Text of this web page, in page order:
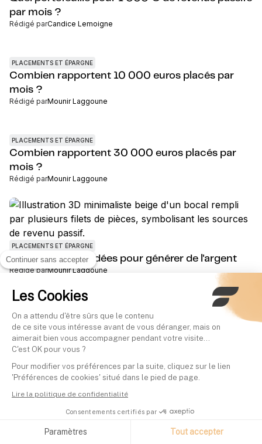
Continuer sans accepter
Les Cookies
On a attendu d'être sûrs que le contenu
de ce site vous intéresse avant de vous déranger, mais on
aimerait bien vous accompagner pendant votre visite...
C'est OK pour vous ?
Pour modifier vos préférences par la suite, cliquez sur le lien
'Préférences de cookies' situé dans le pied de page.
Lire la politique de confidentialité
Consentements certifiés par
Paramètres Tout accepter
par mois ?
Rédigé parCandice Lemoigne
PLACEMENTS ET ÉPARGNE
Combien rapportent 10 000 euros placés par
mois ?
Rédigé parMounir Laggoune
PLACEMENTS ET ÉPARGNE
Combien rapportent 30 000 euros placés par
mois ?
Rédigé parMounir Laggoune
PLACEMENTS ET ÉPARGNE
Revenu passif : 6 idées pour générer de l'argent
Rédigé parMounir Laggoune
Combien rapportent 250 000 euros placés par
mois ?
Rédigé parMounir Laggoune
Combien rapportent 20 000 euros placés par